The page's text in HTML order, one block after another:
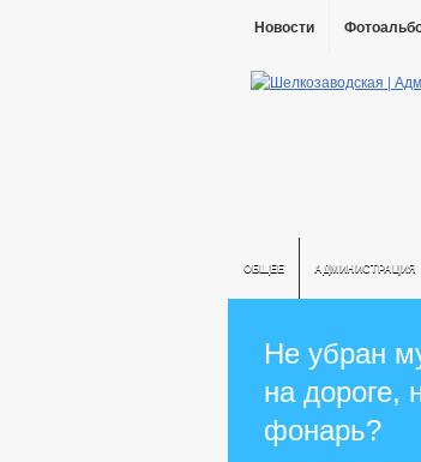
Новости
ОБЩЕЕ АДМИНИСТРАЦИЯ
Не убран
на дороге,
фонарь?